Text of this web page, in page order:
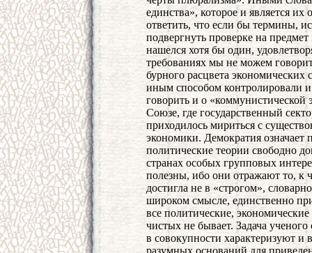
единства», которое и является
ответить, что если бы термины,
подвергнуть проверке на
нашелся хотя бы один,
требованиях мы не можем
бурного расцвета
иным способом контролировали
говорить и о
Союзе, где государственный
приходилось мириться с
экономики. Демократия означает
политические теории свободно
странах особых групповых
полезны, ибо они отражают то, к
достигла не в «строгом»,
широком смысле, единственно
все политические,
чистых не бывает. Задача
в совокупности характеризуют
разумных оснований для